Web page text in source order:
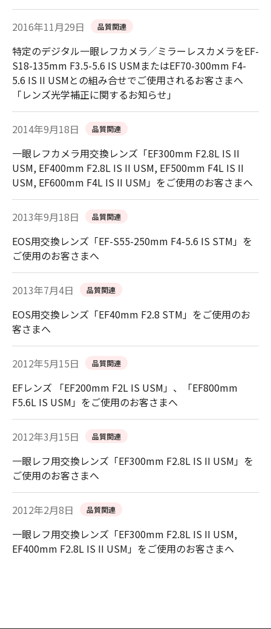
2016年11月29日 品質関連
特定のデジタル一眼レフカメラ／ミラーレスカメラをEF-
S18-135mm F3.5-5.6 IS USMまたはEF70-300mm F4-
5.6 IS II USMとの組み合せでご使用されるお客さまへ
「レンズ光学補正に関するお知らせ」
2014年9月18日 品質関連
一眼レフカメラ用交換レンズ「EF300mm F2.8L IS II
USM, EF400mm F2.8L IS II USM, EF500mm F4L IS II
USM, EF600mm F4L IS II USM」をご使用のお客さまへ
2013年9月18日 品質関連
EOS用交換レンズ「EF-S55-250mm F4-5.6 IS STM」を
ご使用のお客さまへ
2013年7月4日 品質関連
EOS用交換レンズ「EF40mm F2.8 STM」をご使用のお
客さまへ
2012年5月15日 品質関連
EFレンズ 「EF200mm F2L IS USM」、「EF800mm
F5.6L IS USM」をご使用のお客さまへ
2012年3月15日 品質関連
一眼レフ用交換レンズ「EF300mm F2.8L IS II USM」を
ご使用のお客さまへ
2012年2月8日 品質関連
一眼レフ用交換レンズ「EF300mm F2.8L IS II USM,
EF400mm F2.8L IS II USM」をご使用のお客さまへ